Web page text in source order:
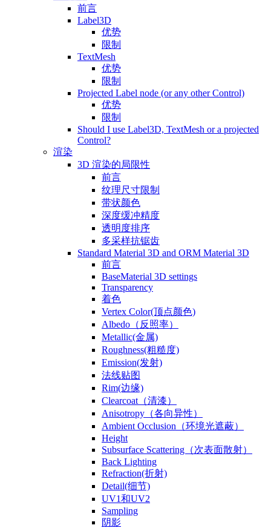
前言
Label3D
优势
限制
TextMesh
优势
限制
Projected Label node (or any other Control)
优势
限制
Should I use Label3D, TextMesh or a projected
Control?
渲染
3D 渲染的局限性
前言
纹理尺寸限制
带状颜色
深度缓冲精度
透明度排序
多采样抗锯齿
Standard Material 3D and ORM Material 3D
前言
BaseMaterial 3D settings
Transparency
着色
Vertex Color(顶点颜色)
Albedo（反照率）
Metallic(金属)
Roughness(粗糙度)
Emission(发射)
法线贴图
Rim(边缘)
Clearcoat（清漆）
Anisotropy（各向异性）
Ambient Occlusion（环境光遮蔽）
Height
Subsurface Scattering（次表面散射）
Back Lighting
Refraction(折射)
Detail(细节)
UV1和UV2
Sampling
阴影